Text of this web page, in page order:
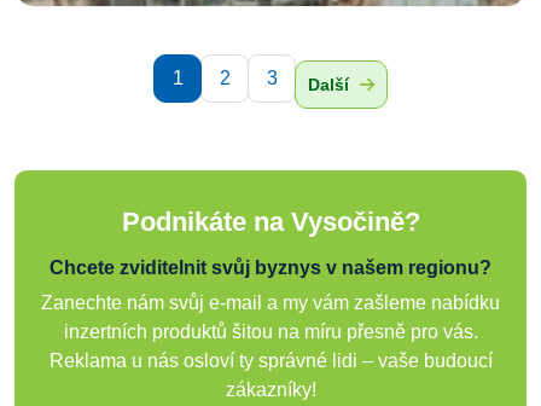
1 2 3 Další
Podnikáte na Vysočině?
Chcete zviditelnit svůj byznys v našem regionu?
Zanechte nám svůj e-mail a my vám zašleme nabídku
inzertních produktů šitou na míru přesně pro vás.
Reklama u nás osloví ty správné lidi – vaše budoucí
zákazníky!